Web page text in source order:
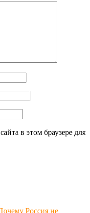
в этом браузере для